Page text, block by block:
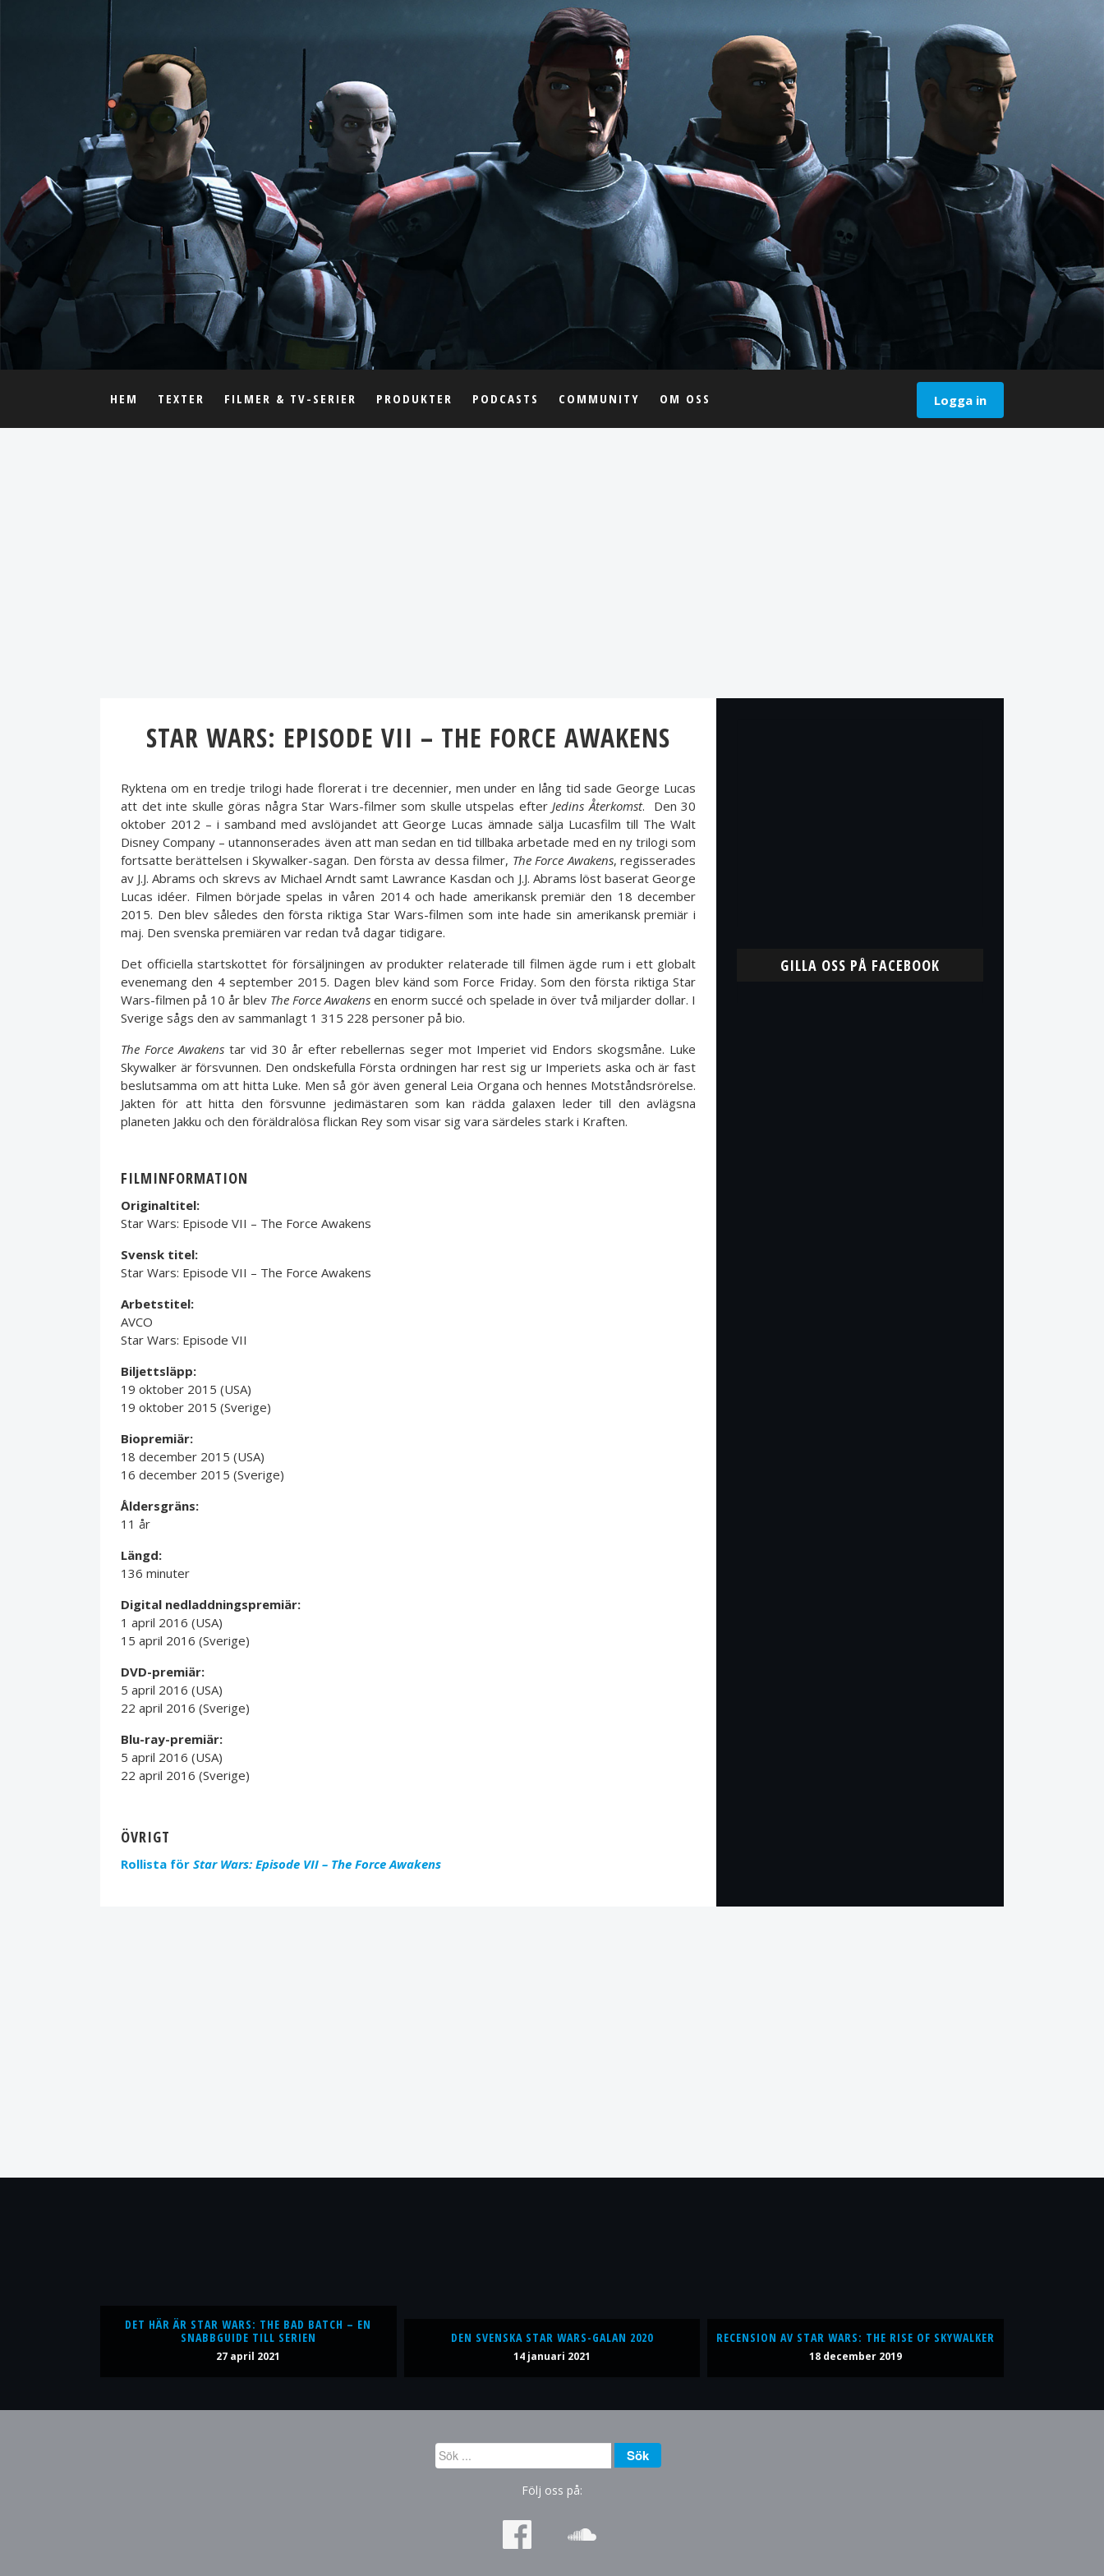
Logga in
HEM TEXTER FILMER & TV-SERIER PRODUKTER PODCASTS COMMUNITY OM OSS
STAR WARS: EPISODE VII – THE FORCE AWAKENS
Ryktena om en tredje trilogi hade florerat i tre decennier, men under en lång tid sade George Lucas
att det inte skulle göras några Star Wars-filmer som skulle utspelas efter Jedins Återkomst. Den 30
oktober 2012 – i samband med avslöjandet att George Lucas ämnade sälja Lucasfilm till The Walt
Disney Company – utannonserades även att man sedan en tid tillbaka arbetade med en ny trilogi som
fortsatte berättelsen i Skywalker-sagan. Den första av dessa filmer, The Force Awakens, regisserades
av J.J. Abrams och skrevs av Michael Arndt samt Lawrance Kasdan och J.J. Abrams löst baserat George
Lucas idéer. Filmen började spelas in våren 2014 och hade amerikansk premiär den 18 december
2015. Den blev således den första riktiga Star Wars-filmen som inte hade sin amerikansk premiär i
maj. Den svenska premiären var redan två dagar tidigare.
Det officiella startskottet för försäljningen av produkter relaterade till filmen ägde rum i ett globalt
evenemang den 4 september 2015. Dagen blev känd som Force Friday. Som den första riktiga Star
Wars-filmen på 10 år blev The Force Awakens en enorm succé och spelade in över två miljarder dollar. I
Sverige sågs den av sammanlagt 1 315 228 personer på bio.
The Force Awakenstar vid 30 år efter rebellernas seger mot Imperiet vid Endors skogsmåne. Luke
Skywalker är försvunnen. Den ondskefulla Första ordningen har rest sig ur Imperiets aska och är fast
beslutsamma om att hitta Luke. Men så gör även general Leia Organa och hennes Motståndsrörelse.
Jakten för att hitta den försvunne jedimästaren som kan rädda galaxen leder till den avlägsna
planeten Jakku och den föräldralösa flickan Rey som visar sig vara särdeles stark i Kraften.
FILMINFORMATION
Originaltitel:
Star Wars: Episode VII – The Force Awakens
Svensk titel:
Star Wars: Episode VII – The Force Awakens
Arbetstitel:
AVCO
Star Wars: Episode VII
Biljettsläpp:
19 oktober 2015 (USA)
19 oktober 2015 (Sverige)
Biopremiär:
18 december 2015 (USA)
16 december 2015 (Sverige)
Åldersgräns:
11 år
Längd:
136 minuter
Digital nedladdningspremiär:
1 april 2016 (USA)
15 april 2016 (Sverige)
DVD-premiär:
5 april 2016 (USA)
22 april 2016 (Sverige)
Blu-ray-premiär:
5 april 2016 (USA)
22 april 2016 (Sverige)
ÖVRIGT
Rollista för Star Wars: Episode VII – The Force Awakens
GILLA OSS PÅ FACEBOOK
DET HÄR ÄR STAR WARS: THE BAD BATCH – EN
SNABBGUIDE TILL SERIEN
27 april 2021
DEN SVENSKA STAR WARS-GALAN 2020
14 januari 2021
RECENSION AV STAR WARS: THE RISE OF SKYWALKER
18 december 2019
Sök
...
Sök
Följ oss på: